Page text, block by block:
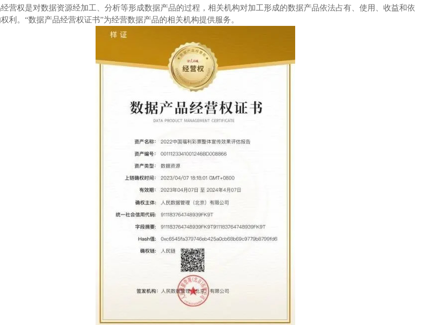
营权是对数据资源经加工、分析等形成数据产品的过程，相关机构对加工形成的数据产品依法占有、使用、收益和依
利。“数据产品经营权证书”为经营数据产品的相关机构提供服务。